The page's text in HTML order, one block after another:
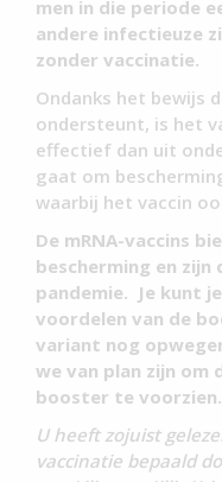
men in die periode
andere infectieuze
zonder vaccinatie.
Ondanks het bewijs
ondersteunt, is het
effectief dan uit
gaat om
waarbij het vaccin
De mRNA-vaccins
bescherming en
pandemie. Je kunt
voordelen van de
variant nog
we van plan zijn om
booster te voorzien.
U heeft zojuist
vaccinatie bepaald